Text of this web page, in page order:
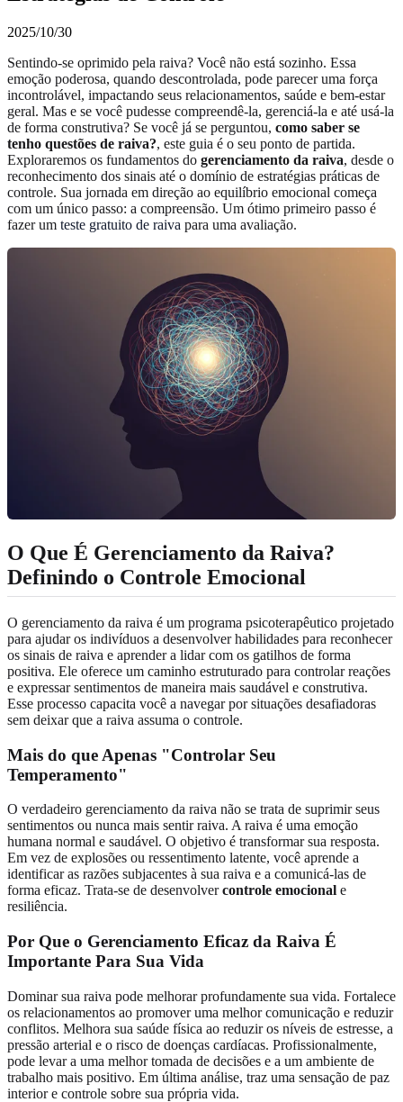
2025/10/30
Sentindo-se oprimido pela raiva? Você não está sozinho. Essa
emoção poderosa, quando descontrolada, pode parecer uma força
incontrolável, impactando seus relacionamentos, saúde e bem-estar
geral. Mas e se você pudesse compreendê-la, gerenciá-la e até usá-la
de forma construtiva? Se você já se perguntou, como saber se
tenho questões de raiva?, este guia é o seu ponto de partida.
Exploraremos os fundamentos do gerenciamento da raiva, desde o
reconhecimento dos sinais até o domínio de estratégias práticas de
controle. Sua jornada em direção ao equilíbrio emocional começa
com um único passo: a compreensão. Um ótimo primeiro passo é
fazer um teste gratuito de raiva para uma avaliação.
O Que É Gerenciamento da Raiva?
Definindo o Controle Emocional
O gerenciamento da raiva é um programa psicoterapêutico projetado
para ajudar os indivíduos a desenvolver habilidades para reconhecer
os sinais de raiva e aprender a lidar com os gatilhos de forma
positiva. Ele oferece um caminho estruturado para controlar reações
e expressar sentimentos de maneira mais saudável e construtiva.
Esse processo capacita você a navegar por situações desafiadoras
sem deixar que a raiva assuma o controle.
Mais do que Apenas "Controlar Seu
Temperamento"
O verdadeiro gerenciamento da raiva não se trata de suprimir seus
sentimentos ou nunca mais sentir raiva. A raiva é uma emoção
humana normal e saudável. O objetivo é transformar sua resposta.
Em vez de explosões ou ressentimento latente, você aprende a
identificar as razões subjacentes à sua raiva e a comunicá-las de
forma eficaz. Trata-se de desenvolvercontrole emocional e
resiliência.
Por Que o Gerenciamento Eficaz da Raiva É
Importante Para Sua Vida
Dominar sua raiva pode melhorar profundamente sua vida. Fortalece
os relacionamentos ao promover uma melhor comunicação e reduzir
conflitos. Melhora sua saúde física ao reduzir os níveis de estresse, a
pressão arterial e o risco de doenças cardíacas. Profissionalmente,
pode levar a uma melhor tomada de decisões e a um ambiente de
trabalho mais positivo. Em última análise, traz uma sensação de paz
interior e controle sobre sua própria vida.